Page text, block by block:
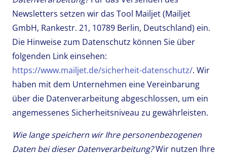
Newsletters setzen wir das Tool Mailjet (Mailjet
GmbH, Rankestr. 21, 10789 Berlin, Deutschland) ein.
Die Hinweise zum Datenschutz können Sie über
folgenden Link einsehen:
https://www.mailjet.de/sicherheit-datenschutz/. Wir
haben mit dem Unternehmen eine Vereinbarung
über die Datenverarbeitung abgeschlossen, um ein
angemessenes Sicherheitsniveau zu gewährleisten.
Wie lange speichern wir Ihre personenbezogenen
Daten bei dieser Datenverarbeitung?Wir nutzen Ihre